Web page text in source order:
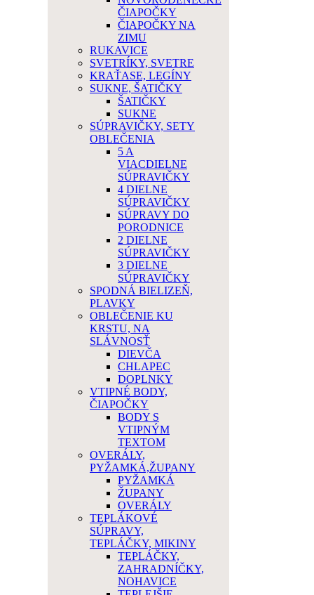
ČIAPOČKY
ČIAPOČKY NA
ZIMU
RUKAVICE
SVETRÍKY, SVETRE
KRAŤASE, LEGÍNY
SUKNE, ŠATIČKY
ŠATIČKY
SUKNE
SÚPRAVIČKY, SETY
OBLEČENIA
5 A
VIACDIELNE
SÚPRAVIČKY
4 DIELNE
SÚPRAVIČKY
SÚPRAVY DO
PORODNICE
2 DIELNE
SÚPRAVIČKY
3 DIELNE
SÚPRAVIČKY
SPODNÁ BIELIZEŇ,
PLAVKY
OBLEČENIE KU
KRSTU, NA
SLÁVNOSŤ
DIEVČA
CHLAPEC
DOPLNKY
VTIPNÉ BODY,
ČIAPOČKY
BODY S
VTIPNÝM
TEXTOM
OVERÁLY,
PYŽAMKÁ,ŽUPANY
PYŽAMKÁ
ŽUPANY
OVERÁLY
TEPLÁKOVÉ
SÚPRAVY,
TEPLÁČKY, MIKINY
TEPLÁČKY,
ZAHRADNÍČKY,
NOHAVICE